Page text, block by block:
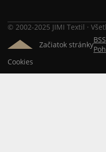
© 2002-2025 JIMI Textil ·
Začiatok stránky
Cookies